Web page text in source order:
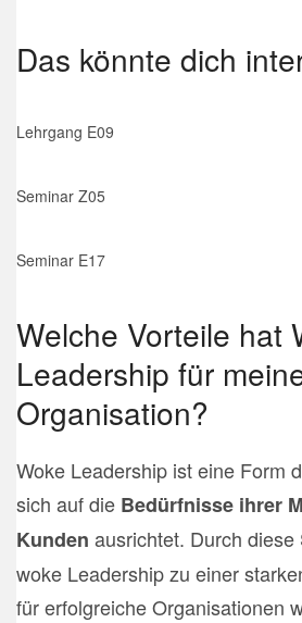
Das könnte dich
Lehrgang E09
Seminar Z05
Seminar E17
Welche Vorteile hat
Leadership für
Organisation?
Woke Leadership ist eine Form
sich auf die Bedürfnisse ihrer
Kunden ausrichtet. Durch
woke Leadership zu einer
für erfolgreiche Organisationen